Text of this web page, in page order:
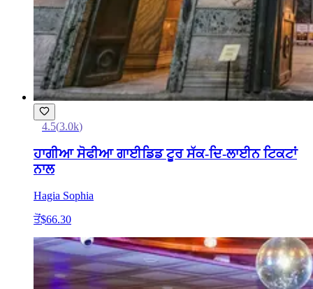
4.5(3.0k)
ਹਾਗੀਆ ਸੋਫੀਆ ਗਾਈਡਿਡ ਟੂਰ ਸੱਕ-ਦਿ-ਲਾਈਨ ਟਿਕਟਾਂ
ਨਾਲ
Hagia Sophia
ਤੋਂ$66.30